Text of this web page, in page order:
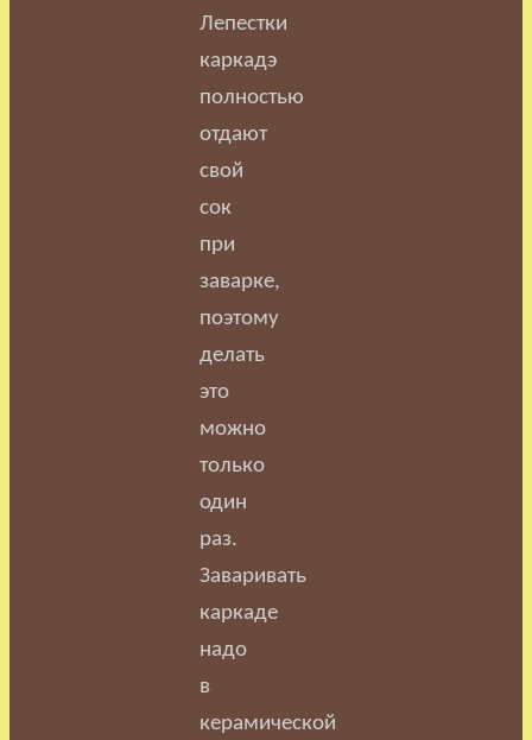
Лепестки
каркадэ
полностью
отдают
свой
сок
при
заварке,
поэтому
делать
это
можно
только
один
раз.
Заваривать
каркаде
надо
в
керамической